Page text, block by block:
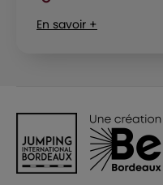
En savoir +